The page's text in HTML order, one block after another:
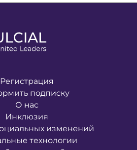
Регистрация
подписку
О нас
Инклюзия
изменений
технологии